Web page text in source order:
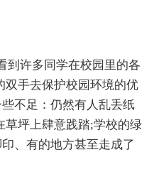
许多同学在校园里的各
双手去保护校园环境的优
不足：仍然有人乱丢纸
草坪上肆意践踏;学校的绿
、有的地方甚至走成了